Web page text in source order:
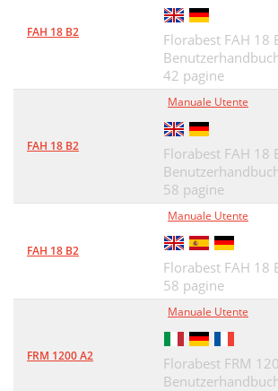
FAH 18 B2
Florabest FAH 18
42 pagine
FAH 18 B2
Manuale Utente
Florabest FAH 18
58 pagine
FAH 18 B2
Manuale Utente
Florabest FAH 18
58 pagine
FRM 1200 A2
Manuale Utente
Florabest FRM